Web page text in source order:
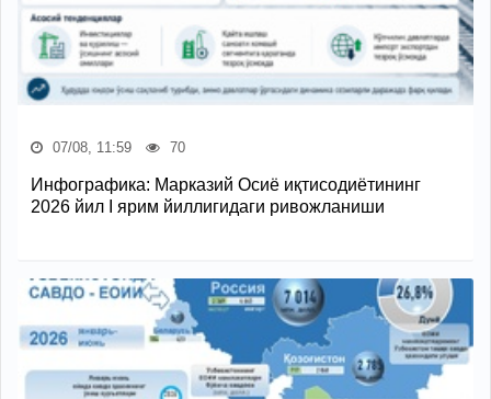
07/08, 11:59 70
Инфографика: Марказий Осиё иқтисодиётининг
2026 йил I ярим йиллигидаги ривожланиши